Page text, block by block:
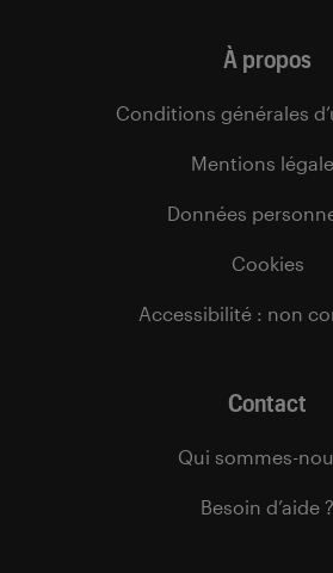
À propos
Conditions générales
Mentions
Données
Cookies
Accessibilité : non
Contact
Qui sommes-
Besoin d’aide ?